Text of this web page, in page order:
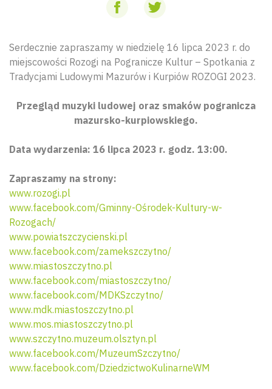
Serdecznie zapraszamy w niedzielę 16 lipca 2023 r. do
miejscowości Rozogi na Pogranicze Kultur – Spotkania z
Tradycjami Ludowymi Mazurów i Kurpiów ROZOGI 2023.
Przegląd muzyki ludowej oraz smaków pogranicza
mazursko-kurpiowskiego.
Data wydarzenia: 16 lipca 2023 r. godz. 13:00.
Zapraszamy na strony:
www.rozogi.pl
www.facebook.com/Gminny-Ośrodek-Kultury-w-
Rozogach/
www.powiatszczycienski.pl
www.facebook.com/zamekszczytno/
www.miastoszczytno.pl
www.facebook.com/miastoszczytno/
www.facebook.com/MDKSzczytno/
www.mdk.miastoszczytno.pl
www.mos.miastoszczytno.pl
www.szczytno.muzeum.olsztyn.pl
www.facebook.com/MuzeumSzczytno/
www.facebook.com/DziedzictwoKulinarneWM